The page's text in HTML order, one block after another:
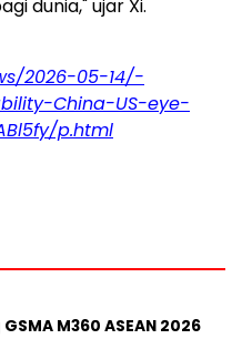
dunia," ujar Xi.
2026-05-14/-
China-US-eye-
p.html
M360 ASEAN 2026